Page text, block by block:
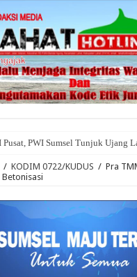
Pusat, PWI Sumsel Tunjuk Ujang
/ KODIM 0722/KUDUS / Pra